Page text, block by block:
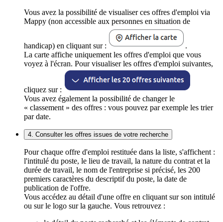
Vous avez la possibilité de visualiser ces offres d'emploi via
Mappy (non accessible aux personnes en situation de
handicap) en cliquant sur :
.
La carte affiche uniquement les offres d'emploi que vous
voyez à l'écran. Pour visualiser les offres d'emploi suivantes,
cliquez sur :
Vous avez également la possibilité de changer le
« classement » des offres : vous pouvez par exemple les trier
par date.
4. Consulter les offres issues de votre recherche
Pour chaque offre d'emploi restituée dans la liste, s'affichent :
l'intitulé du poste, le lieu de travail, la nature du contrat et la
durée de travail, le nom de l'entreprise si précisé, les 200
premiers caractères du descriptif du poste, la date de
publication de l'offre.
Vous accédez au détail d'une offre en cliquant sur son intitulé
ou sur le logo sur la gauche. Vous retrouvez :